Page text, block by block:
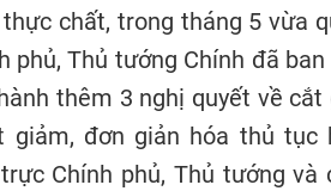
chất, trong tháng 5 vừa
phủ, Thủ tướng Chính đã
thêm 3 nghị quyết về
giảm, đơn giản hóa thủ tục
Chính phủ, Thủ tướng